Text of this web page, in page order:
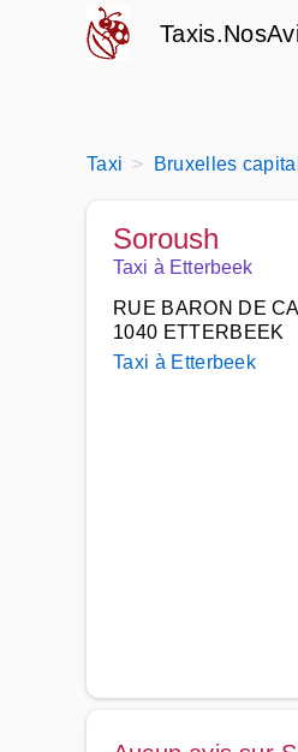
Taxi Bruxelles
Soroush
Taxi à Etterbeek
RUE BARON DE
1040 ETTERBEEK
Taxi à Etterbeek